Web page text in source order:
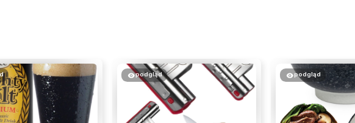
podgląd podgląd